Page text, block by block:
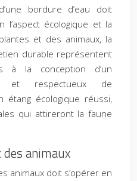
bordure d’eau doit
l’aspect écologique et la
et des animaux, la
durable représentent
à la conception d’un
et respectueux de
étang écologique réussi,
qui attireront la faune
animaux
animaux doit s’opérer en